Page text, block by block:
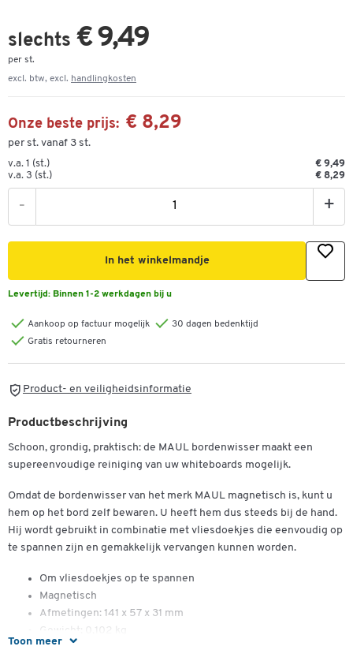
slechts € 9,49
per st.
excl. btw, excl. handlingkosten
Onze beste prijs: € 8,29
per st. vanaf 3 st.
v.a. 1 (st.)
€ 9,49
v.a. 3 (st.)
€ 8,29
- +
In het winkelmandje
Levertijd: Binnen 1-2 werkdagen bij u
Aankoop op factuur mogelijk
30 dagen bedenktijd
Gratis retourneren
Product- en veiligheidsinformatie
Toon meer
Productbeschrijving
Schoon, grondig, praktisch: de MAUL bordenwisser maakt een
supereenvoudige reiniging van uw whiteboards mogelijk.
Omdat de bordenwisser van het merk MAUL magnetisch is, kunt u
hem op het bord zelf bewaren. U heeft hem dus steeds bij de hand.
Hij wordt gebruikt in combinatie met vliesdoekjes die eenvoudig op
te spannen zijn en gemakkelijk vervangen kunnen worden.
Om vliesdoekjes op te spannen
Magnetisch
Afmetingen: 141 x 57 x 31 mm
Gewicht: 0,102 kg
1 doekje inbegrepen in de levering